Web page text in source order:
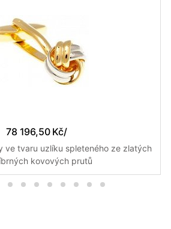
78 196,50 Kč/
ve tvaru uzlíku spleteného ze zlatých
kovových prutů